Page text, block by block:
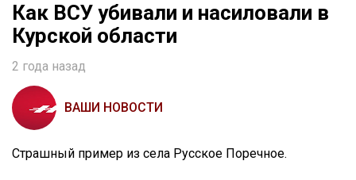
Как ВСУ убивали и насиловали в
Курской области
2 года назад
ВАШИ НОВОСТИ
Страшный пример из села Русское Поречное.